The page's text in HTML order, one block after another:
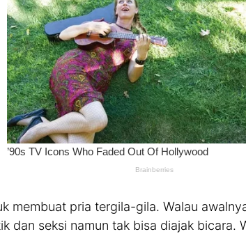
membuat pria tergila-gila. Walau
dan seksi namun tak bisa diajak bicara.